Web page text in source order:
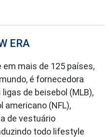
ERA
mais de 125 países,
é fornecedora
de beisebol (MLB),
americano (NFL),
de vestuário
todo lifestyle